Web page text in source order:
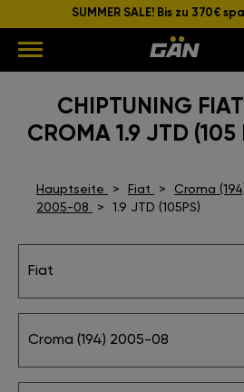
SUMMER SALE! Bis zu 370€
CHIPTUNING FIAT
CROMA 1.9 JTD (105
Hauptseite Fiat
Croma
2005-08
1.9 JTD (105PS)
Fiat
Croma (194) 2005-08